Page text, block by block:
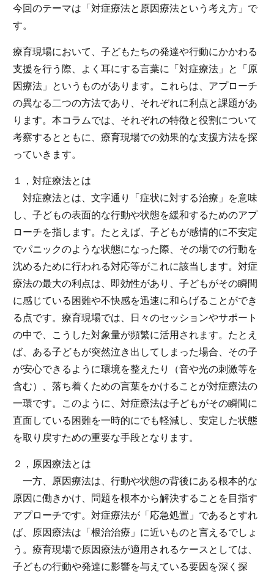
今回のテーマは「対症療法と原因療法という考え方」で
す。
療育現場において、子どもたちの発達や行動にかかわる
支援を行う際、よく耳にする言葉に「対症療法」と「原
因療法」というものがあります。これらは、アプローチ
の異なる二つの方法であり、それぞれに利点と課題があ
ります。本コラムでは、それぞれの特徴と役割について
考察するとともに、療育現場での効果的な支援方法を探
っていきます。
１，対症療法とは
対症療法とは、文字通り「症状に対する治療」を意味
し、子どもの表面的な行動や状態を緩和するためのアプ
ローチを指します。たとえば、子どもが感情的に不安定
でパニックのような状態になった際、その場での行動を
沈めるために行われる対応等がこれに該当します。対症
療法の最大の利点は、即効性があり、子どもがその瞬間
に感じている困難や不快感を迅速に和らげることができ
る点です。療育現場では、日々のセッションやサポート
の中で、こうした対象量が頻繁に活用されます。たとえ
ば、ある子どもが突然泣き出してしまった場合、その子
が安心できるように環境を整えたり（音や光の刺激等を
含む）、落ち着くための言葉をかけることが対症療法の
一環です。このように、対症療法は子どもがその瞬間に
直面している困難を一時的にでも軽減し、安定した状態
を取り戻すための重要な手段となります。
２，原因療法とは
一方、原因療法は、行動や状態の背後にある根本的な
原因に働きかけ、問題を根本から解決することを目指す
アプローチです。対症療法が「応急処置」であるとすれ
ば、原因療法は「根治治療」に近いものと言えるでしょ
う。療育現場で原因療法が適用されるケースとしては、
子どもの行動や発達に影響を与えている要因を深く探